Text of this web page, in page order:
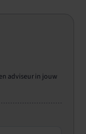
adviseur in jouw